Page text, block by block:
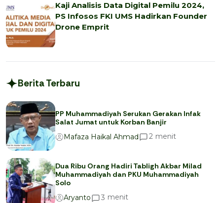
Kaji Analisis Data Digital Pemilu 2024,
PS Infosos FKI UMS Hadirkan Founder
Drone Emprit
Berita Terbaru
PP Muhammadiyah Serukan Gerakan Infak
Salat Jumat untuk Korban Banjir
Mafaza Haikal Ahmad
2 menit
Dua Ribu Orang Hadiri Tabligh Akbar Milad
Muhammadiyah dan PKU Muhammadiyah
Solo
Aryanto
3 menit